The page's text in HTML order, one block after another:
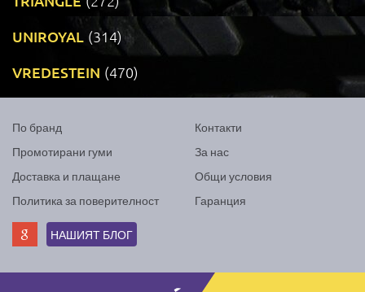
UNIROYAL (314)
VREDESTEIN (470)
По бранд
Промотирани гуми
Доставка и плащане
Политика за поверителност
Контакти
За нас
Общи условия
Гаранция
НАШИЯТ БЛОГ